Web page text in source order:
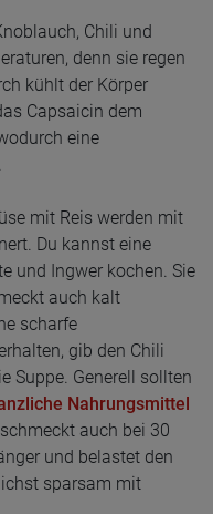
Chili und
denn sie regen
kühlt der Körper
Capsaicin dem
eine
mit Reis werden mit
Du kannst eine
und Ingwer kochen. Sie
auch kalt
scharfe
gib den Chili
Suppe. Generell sollten
Nahrungsmittel
auch bei 30
und belastet den
sparsam mit